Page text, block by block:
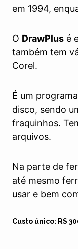
em 1994,
O DrawPlus é
também tem
Corel.
É um
disco, sendo
fraquinhos.
arquivos.
Na parte de
até mesmo
usar e bem
Custo único: R$